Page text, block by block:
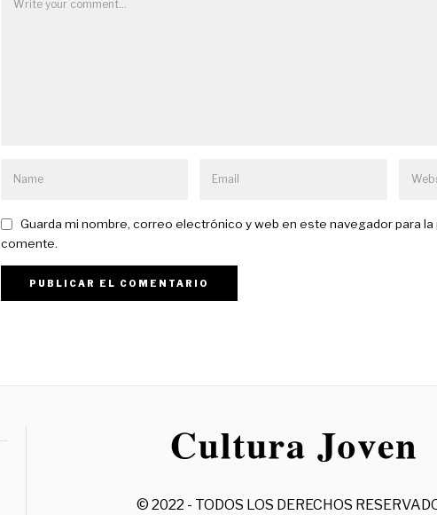
Guarda mi nombre, correo electrónico y web en este navegador para la
comente.
© 2022 - TODOS LOS DERECHOS